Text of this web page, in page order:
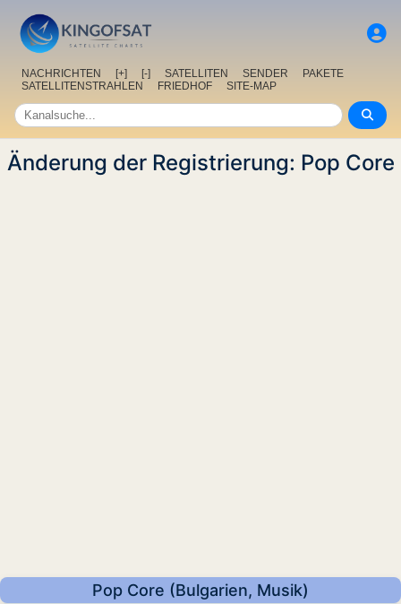
NACHRICHTEN [+] [-] SATELLITEN SENDER
PAKETE
SATELLITENSTRAHLEN
FRIEDHOF SITE-MAP
Änderung der Registrierung: Pop Core
Pop Core (Bulgarien, Musik)